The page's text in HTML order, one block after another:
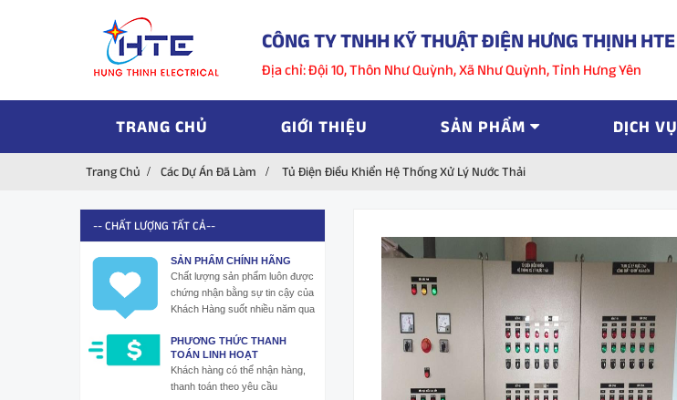
CÔNG TY TNHH KỸ THUẬT ĐIỆN HƯNG THỊNH HTE
Địa chỉ: Đội 10, Thôn Như Quỳnh, Xã Như Quỳnh, Tỉnh Hưng Yên
TRANG CHỦ GIỚI THIỆU SẢN PHẨM DỊCH VỤ
Trang Chủ Các Dự Án Đã Làm Tủ Điện Điều Khiển Hệ Thống Xử Lý Nước Thải
-- CHẤT LƯỢNG TẤT CẢ--
SẢN PHẨM CHÍNH HÃNG
Chất lượng sản phẩm luôn được
chứng nhận bằng sự tin cậy của
Khách Hàng suốt nhiều năm qua
PHƯƠNG THỨC THANH
TOÁN LINH HOẠT
Khách hàng có thể nhận hàng,
thanh toán theo yêu cầu